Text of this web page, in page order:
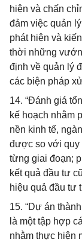
hiện và chấn
đảm việc quản
phát hiện và
thời những
định về quản lý
các biện pháp
14. “Đánh giá
kế hoạch nhằm
nền kinh tế,
được so với quy
từng giai đoạn;
kết quả đầu tư
hiệu quả đầu tư
15. “Dự án
là một tập hợp
nhằm thực hiện